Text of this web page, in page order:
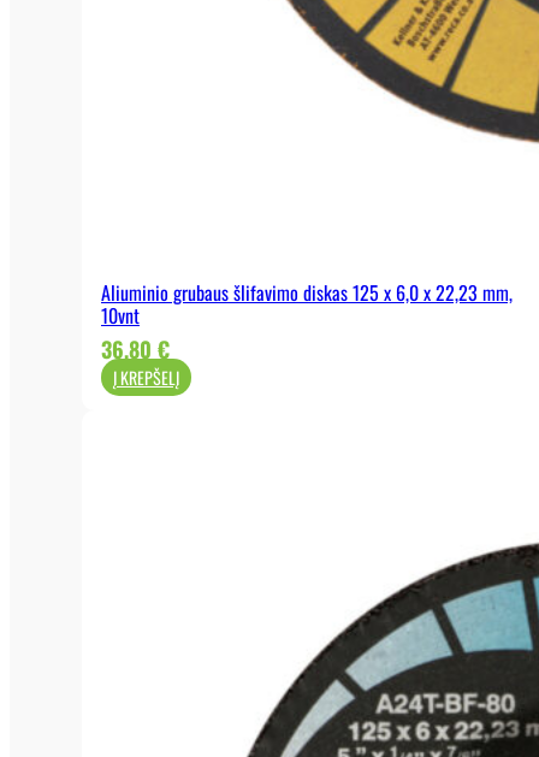
63mm
70mm
80mm
820mm
82mm
Aliuminio grubaus šlifavimo diskas 125 x 6,0 x 22,23 mm,
10vnt
36,80 €
Į KREPŠELĮ